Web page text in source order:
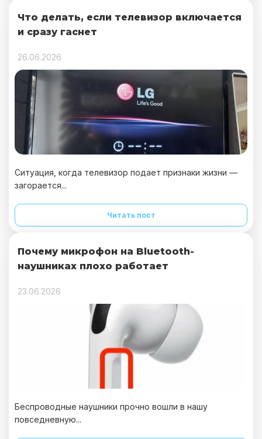
Что делать, если телевизор включается
и сразу гаснет
26.06.2026
Ситуация, когда телевизор подает признаки жизни —
загорается...
Читать пост
Почему микрофон на Bluetooth-
наушниках плохо работает
23.06.2026
Беспроводные наушники прочно вошли в нашу
повседневную...